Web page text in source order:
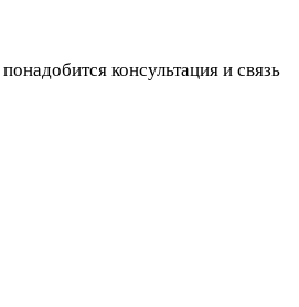
консультация и связь